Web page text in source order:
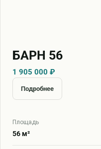
БАРН 56
1 905 000 ₽
Подробнее
Площадь
56 м²